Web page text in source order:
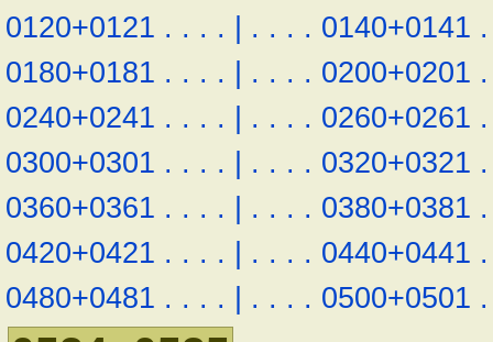
0120+0121 . . . . | . . . . 0140+0141 .
0180+0181 . . . . | . . . . 0200+0201 .
0240+0241 . . . . | . . . . 0260+0261 .
0300+0301 . . . . | . . . . 0320+0321 .
0360+0361 . . . . | . . . . 0380+0381 .
0420+0421 . . . . | . . . . 0440+0441 .
0480+0481 . . . . | . . . . 0500+0501 .